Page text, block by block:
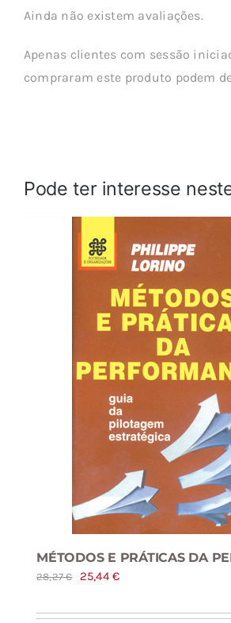
Ainda não existem avaliações.
Apenas clientes com sessão
compraram este produto podem
Pode ter interesse
MÉTODOS E PRÁTICAS DA
28,27€
O
original
25,44€O
atual